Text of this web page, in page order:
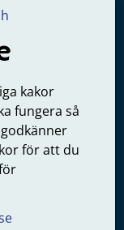
kakor
fungera så
för att du
från statlig